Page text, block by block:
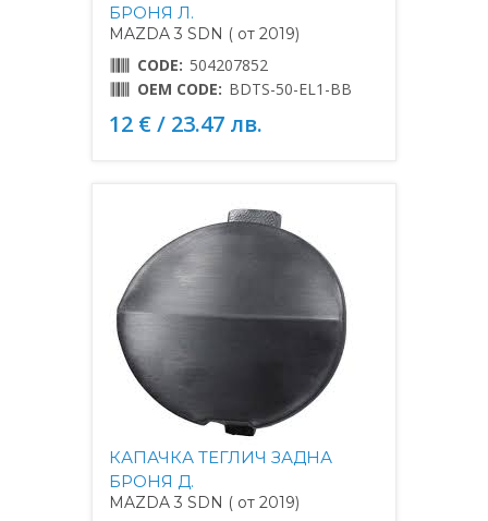
БРОНЯ Л.
MAZDA 3 SDN ( от 2019)
CODE: 504207852
OEM CODE: BDTS-50-EL1-BB
12 € / 23.47 лв.
КАПАЧКА ТЕГЛИЧ ЗАДНА
БРОНЯ Д.
MAZDA 3 SDN ( от 2019)